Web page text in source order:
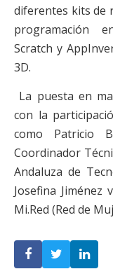
diferentes kits de
programación
Scratch y
3D.
La puesta en
con la
como Patricio
Coordinador
Andaluza de
Josefina Jiménez
Mi.Red (Red de